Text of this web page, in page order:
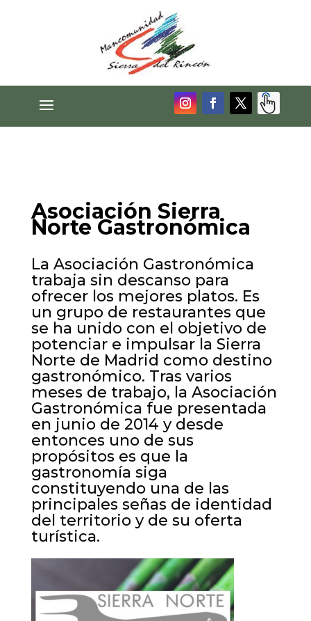
Asociación Sierra
Norte Gastronómica
La Asociación Gastronómica
trabaja sin descanso para
ofrecer los mejores platos. Es
un grupo de restaurantes que
se ha unido con el objetivo de
potenciar e impulsar la Sierra
Norte de Madrid como destino
gastronómico. Tras varios
meses de trabajo, la Asociación
Gastronómica fue presentada
en junio de 2014 y desde
entonces uno de sus
propósitos es que la
gastronomía siga
constituyendo una de las
principales señas de identidad
del territorio y de su oferta
turística.